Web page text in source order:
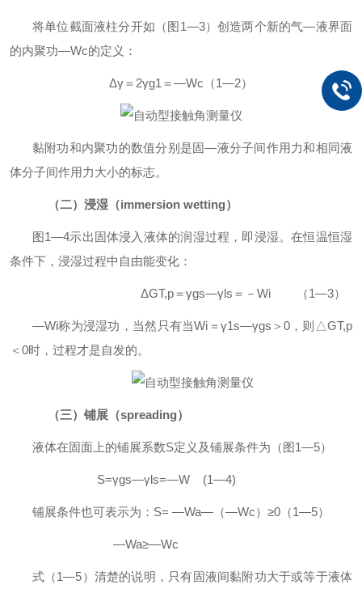
将单位截面液柱分开如（图1—3）创造两个新的气—液界面
的内聚功—Wc的定义：
Δγ＝ 2γg1 ＝—Wc （1—2）
黏附功和内聚功的数值分别是固—液分子间作用力和相同液
体分子间作用力大小的标志。
（二）浸湿（immersion wetting）
图1—4示出固体浸入液体的润湿过程，即浸湿。在恒温恒湿
条件下，浸湿过程中自由能变化：
ΔGT,p＝γgs—γls ＝－ Wi （1—3）
—Wi称为浸湿功，当然只有当Wi ＝γ1s—γgs ＞ 0，则 △GT,p
＜ 0时，过程才是自发的。
（三） 铺展（spreading）
液体在固面上的铺展系数S定义及铺展条件为（图1—5）
S=γgs—γls=—W (1—4)
铺展条件也可表示为： S= —Wa— （—Wc） ≥0 （1—5）
—Wa≥—Wc
式（1—5）清楚的说明，只有固液间黏附功大于或等于液体